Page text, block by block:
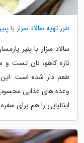
طرز تهیه سالاد سزار با
سالاد سزار با پنیر
تازه کاهو، نان تست و
طعم دار شده است. این
وعده های غذایی
ایتالیایی را هم برای